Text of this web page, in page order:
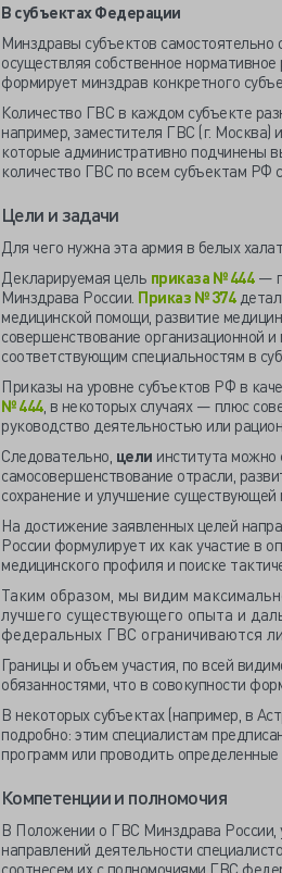
В субъектах Федерации
Минздравы субъектов самостоятельно
осуществляя собственное
формирует минздрав конкретного
Количество ГВС в каждом субъекте
например, заместителя ГВС (г.
которые административно подчинены
количество ГВС по всем субъектам РФ
Цели и задачи
Для чего нужна эта армия в белых
Декларируемая цель приказа № 444 —
Минздрава России. Приказ № 374
медицинской помощи, развитие
совершенствование организационной
соответствующим специальностям в
Приказы на уровне субъектов РФ в
№ 444, в некоторых случаях — плюс
руководство деятельностью или
Следовательно, цели института
самосовершенствование отрасли,
сохранение и улучшение существующей
На достижение заявленных целей
России формулирует их как участие в
медицинского профиля и поиске
Таким образом, мы видим
лучшего существующего опыта и
федеральных ГВС ограничиваются
Границы и объем участия, по всей
обязанностями, что в совокупности
В некоторых субъектах (например, в
подробно: этим специалистам
программ или проводить
Компетенции и полномочия
В Положении о ГВС Минздрава России,
направлений деятельности
соотнесем их с полномочиями ГВС